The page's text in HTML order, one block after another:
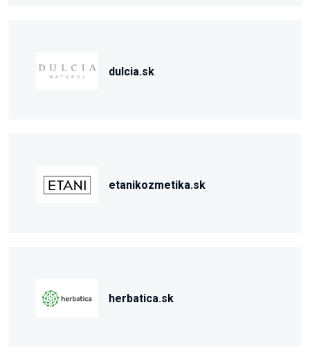
dulcia.sk
etanikozmetika.sk
herbatica.sk